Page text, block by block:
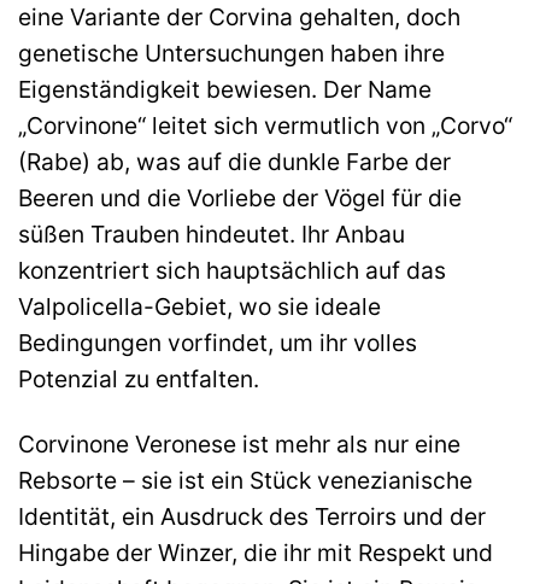
eine Variante der Corvina gehalten, doch
genetische Untersuchungen haben ihre
Eigenständigkeit bewiesen. Der Name
„Corvinone“ leitet sich vermutlich von „Corvo“
(Rabe) ab, was auf die dunkle Farbe der
Beeren und die Vorliebe der Vögel für die
süßen Trauben hindeutet. Ihr Anbau
konzentriert sich hauptsächlich auf das
Valpolicella-Gebiet, wo sie ideale
Bedingungen vorfindet, um ihr volles
Potenzial zu entfalten.
Corvinone Veronese ist mehr als nur eine
Rebsorte – sie ist ein Stück venezianische
Identität, ein Ausdruck des Terroirs und der
Hingabe der Winzer, die ihr mit Respekt und